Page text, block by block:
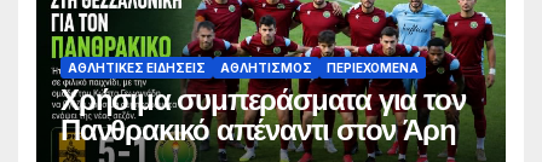
ΑΘΛΗΤΙΚΈΣ ΕΙΔΉΣΕΙΣ ΑΘΛΗΤΙΣΜΌΣ ΠΕΡΙΕΧΌΜΕΝΑ
Χρήσιμα συμπεράσματα για τον
Πανθρακικό απέναντι στον Άρη